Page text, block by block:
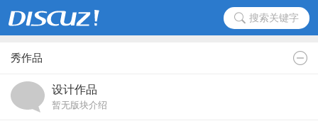
搜索关键字
秀作品
设计作品
暂无版块介绍